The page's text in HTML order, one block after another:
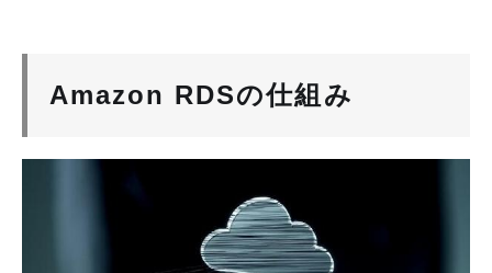
Amazon RDSの仕組み